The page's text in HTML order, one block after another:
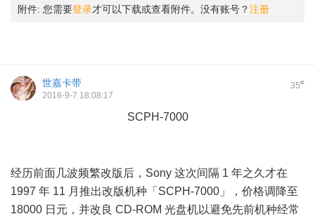
附件: 您需要登录才可以下载或查看附件。没有账号？注册
35#
世嘉卡带
2016-9-7 18:08:17
SCPH-7000
经历前面几波频繁改版后，Sony 这次间隔 1 年之久才在
1997 年 11 月推出改版机种「SCPH-7000」，价格调降至
18000 日元，并改良 CD-ROM 光盘机以避免先前机种经常